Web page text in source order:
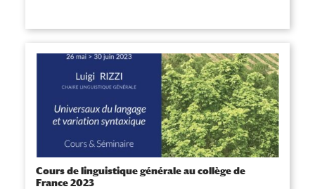
Cours de linguistique générale au collège de
France 2023